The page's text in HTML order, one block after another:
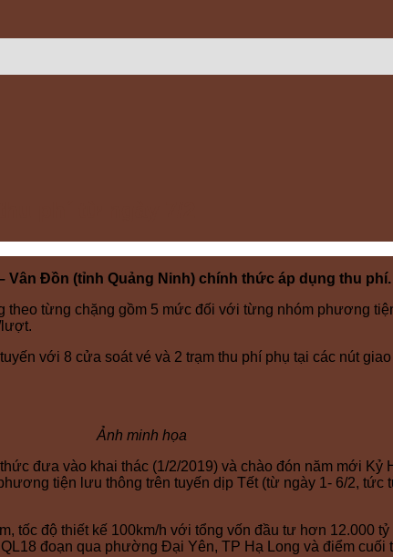
Vân Đồn (tỉnh Quảng Ninh) chính thức áp dụng thu phí.
từng chặng gồm 5 mức đối với từng nhóm phương
lượt.
với 8 cửa soát vé và 2 trạm thu phí phụ tại các nút
Ảnh minh họa
đưa vào khai thác (1/2/2019) và chào đón năm mới
tiện lưu thông trên tuyến dịp Tết (từ ngày 1- 6/2, tức
tốc độ thiết kế 100km/h với tổng vốn đầu tư hơn 12.000
đoạn qua phường Đại Yên, TP Hạ Long và điểm